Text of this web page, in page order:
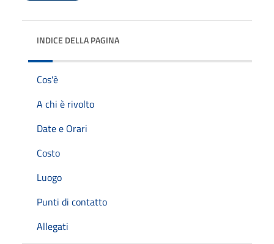
INDICE DELLA PAGINA
Cos'è
A chi è rivolto
Date e Orari
Costo
Luogo
Punti di contatto
Allegati